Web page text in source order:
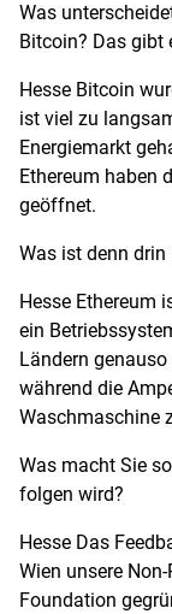
Was
Bitcoin? Das gibt
Hesse Bitcoin
ist viel zu
Energiemarkt
Ethereum haben
geöffnet.
Was ist denn drin
Hesse Ethereum
ein
Ländern
während die
Waschmaschine
Was macht Sie
folgen wird?
Hesse Das
Wien unsere
Foundation